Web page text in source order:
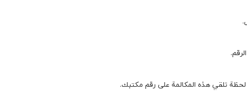
تلقي هذه المكالمة على رقم مكتبك.